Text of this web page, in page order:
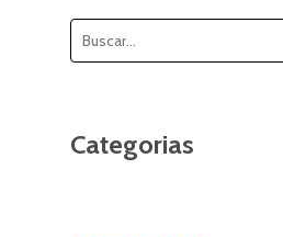
Pesquisar
Categorias